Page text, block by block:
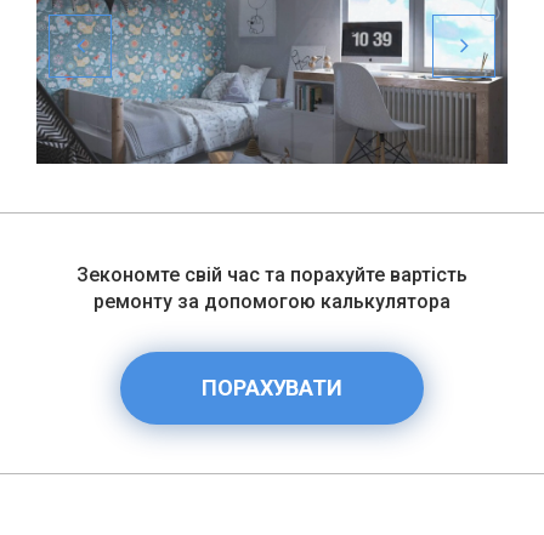
Зекономте свій час та порахуйте вартість
ремонту за допомогою калькулятора
ПОРАХУВАТИ